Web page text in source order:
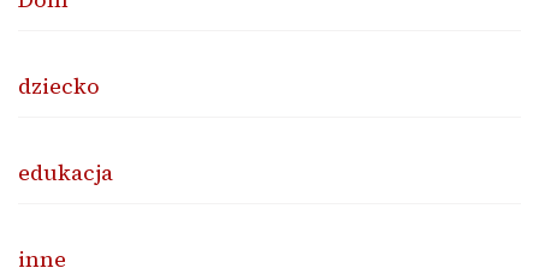
dziecko
edukacja
inne